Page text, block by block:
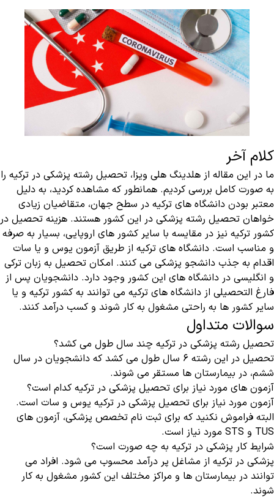
کلام آخر
ما در این مقاله از هلدینگ هلی ویزا، تحصیل رشته پزشکی در ترکیه را
به صورت کامل بررسی کردیم. همانطور که مشاهده کردید، به دلیل
معتبر بودن دانشگاه های ترکیه در سطح جهان، متقاضیان زیادی
خواهان تحصیل رشته پزشکی در این کشور هستند. هزینه تحصیل در
کشور ترکیه نیز در مقایسه با سایر کشور های اروپایی، بسیار به صرفه
و مناسب است. دانشگاه های ترکیه از طریق آزمون یوس و یا سات
اقدام به جذب دانشجو پزشکی می کنند. امکان تحصیل به زبان ترکی
و انگلیسی در دانشگاه های این کشور وجود دارد. دانشجویان پس از
فارغ التحصیلی از دانشگاه های ترکیه می توانند به کشور ترکیه و یا
سایر کشور ها به راحتی مشغول به کار شوند و کسب درآمد کنند.
سوالات متداول
تحصیل رشته پزشکی در ترکیه چند سال طول می کشد؟
تحصیل در این رشته ۶ سال طول می کشد که دانشجویان در سال
ششم، در بیمارستان ها مستقر می شوند.
آزمون های مورد نیاز برای تحصیل پزشکی در ترکیه کدام است؟
آزمون مورد نیاز برای تحصیل پزشکی در ترکیه یوس و سات است.
البته فراموش نکنید که برای ثبت نام تخصص پزشکی، آزمون های
TUS و STS مورد نیاز است.
شرایط کار پزشکی در ترکیه به چه صورت است؟
پزشکی در ترکیه از مشاغل پر درآمد محسوب می شود. افراد می
توانند در بیمارستان ها و مراکز مختلف این کشور مشغول به کار
شوند.